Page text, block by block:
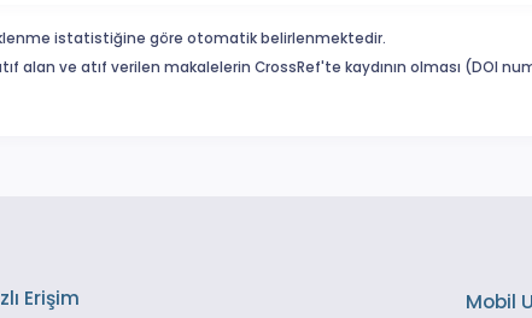
istatistiğine göre otomatik belirlenmektedir.
alan ve atıf verilen makalelerin CrossRef'te kaydının olması (DOI
Erişim Mobil